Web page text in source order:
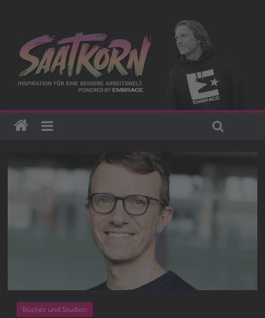
Bücher und Studien